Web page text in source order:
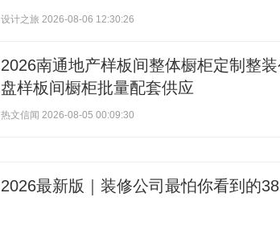
设计之旅 2026-08-06 12:30:26
2026南通地产样板间整体橱柜定制整
盘样板间橱柜批量配套供应
热文信闻 2026-08-05 00:09:30
2026最新版｜装修公司最怕你看到的38